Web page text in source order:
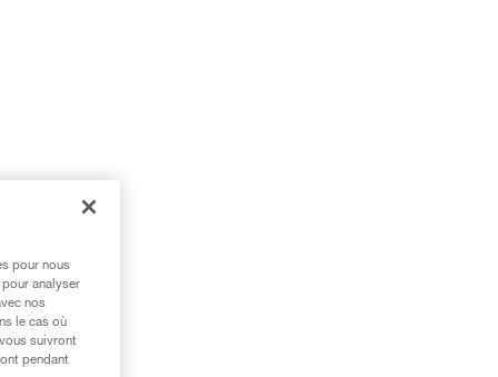
pour nous
analyser
nos
le cas où
suivront
pendant